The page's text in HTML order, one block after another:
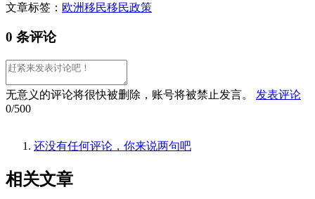
文章标签： 欧洲移民移民政策
0 条评论
无意义的评论将很快被删除，账号将被禁止发言。
发表评论
0/500
还没有任何评论，你来说两句吧
相关文章